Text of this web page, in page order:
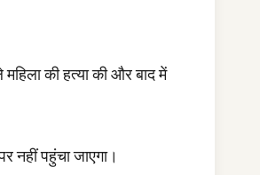
की हत्या की और बाद में
नहीं पहुंचा जाएगा।